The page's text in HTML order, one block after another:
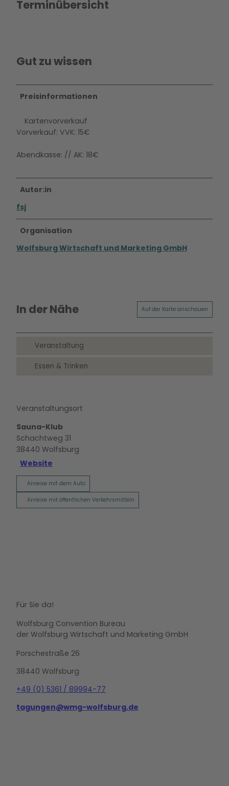
Terminübersicht
Gut zu wissen
Preisinformationen
Kartenvorverkauf
Vorverkauf: VVK: 15€
Abendkasse: // AK: 18€
Autor:in
fsj
Organisation
Wolfsburg Wirtschaft und Marketing GmbH
In der Nähe Auf der Karte anschauen
Veranstaltung
Essen & Trinken
Veranstaltungsort
Sauna-Klub
Schachtweg 31
38440 Wolfsburg
Website
Anreise mit dem Auto
Anreise mit öffentlichen Verkehrsmitteln
Für Sie da!
Wolfsburg Convention Bureau
der Wolfsburg Wirtschaft und Marketing GmbH
Porschestraße 26
38440 Wolfsburg
+49 (0) 5361 / 89994-77
tagungen@wmg-wolfsburg.de